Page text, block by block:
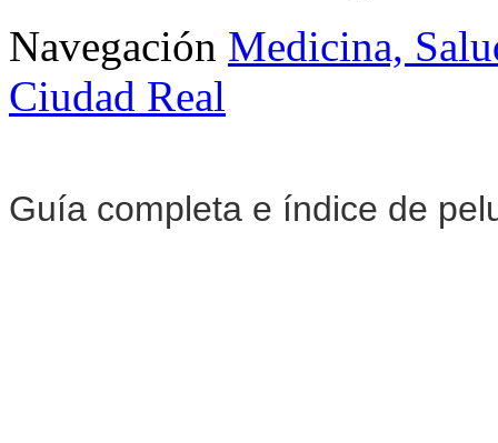
Navegación Medicina,
Ciudad Real
Guía completa e índice de